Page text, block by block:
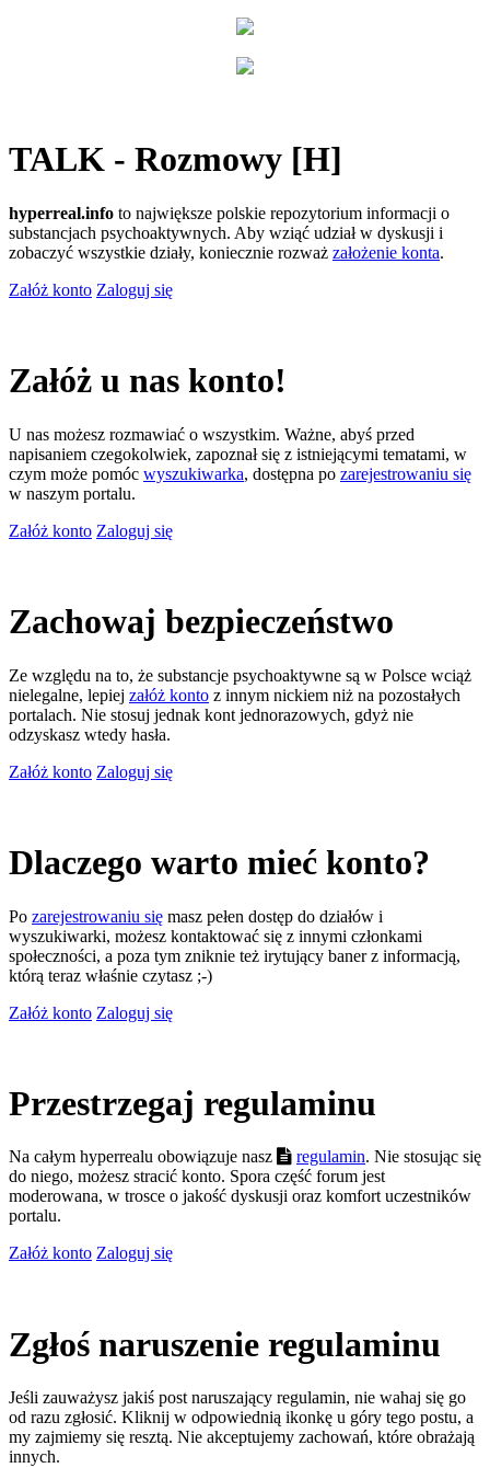
TALK - Rozmowy [H]
hyperreal.info to największe polskie repozytorium informacji o
substancjach psychoaktywnych. Aby wziąć udział w dyskusji i
zobaczyć wszystkie działy, koniecznie rozważ założenie konta.
Załóż konto Zaloguj się
Załóż u nas konto!
U nas możesz rozmawiać o wszystkim. Ważne, abyś przed
napisaniem czegokolwiek, zapoznał się z istniejącymi tematami, w
czym może pomóc wyszukiwarka, dostępna po zarejestrowaniu się
w naszym portalu.
Załóż konto Zaloguj się
Zachowaj bezpieczeństwo
Ze względu na to, że substancje psychoaktywne są w Polsce wciąż
nielegalne, lepiej załóż konto z innym nickiem niż na pozostałych
portalach. Nie stosuj jednak kont jednorazowych, gdyż nie
odzyskasz wtedy hasła.
Załóż konto Zaloguj się
Dlaczego warto mieć konto?
Po zarejestrowaniu się masz pełen dostęp do działów i
wyszukiwarki, możesz kontaktować się z innymi członkami
społeczności, a poza tym zniknie też irytujący baner z informacją,
którą teraz właśnie czytasz ;-)
Załóż konto Zaloguj się
Przestrzegaj regulaminu
Na całym hyperrealu obowiązuje nasz regulamin. Nie stosując się
do niego, możesz stracić konto. Spora część forum jest
moderowana, w trosce o jakość dyskusji oraz komfort uczestników
portalu.
Załóż konto Zaloguj się
Zgłoś naruszenie regulaminu
Jeśli zauważysz jakiś post naruszający regulamin, nie wahaj się go
od razu zgłosić. Kliknij w odpowiednią ikonkę u góry tego postu, a
my zajmiemy się resztą. Nie akceptujemy zachowań, które obrażają
innych.